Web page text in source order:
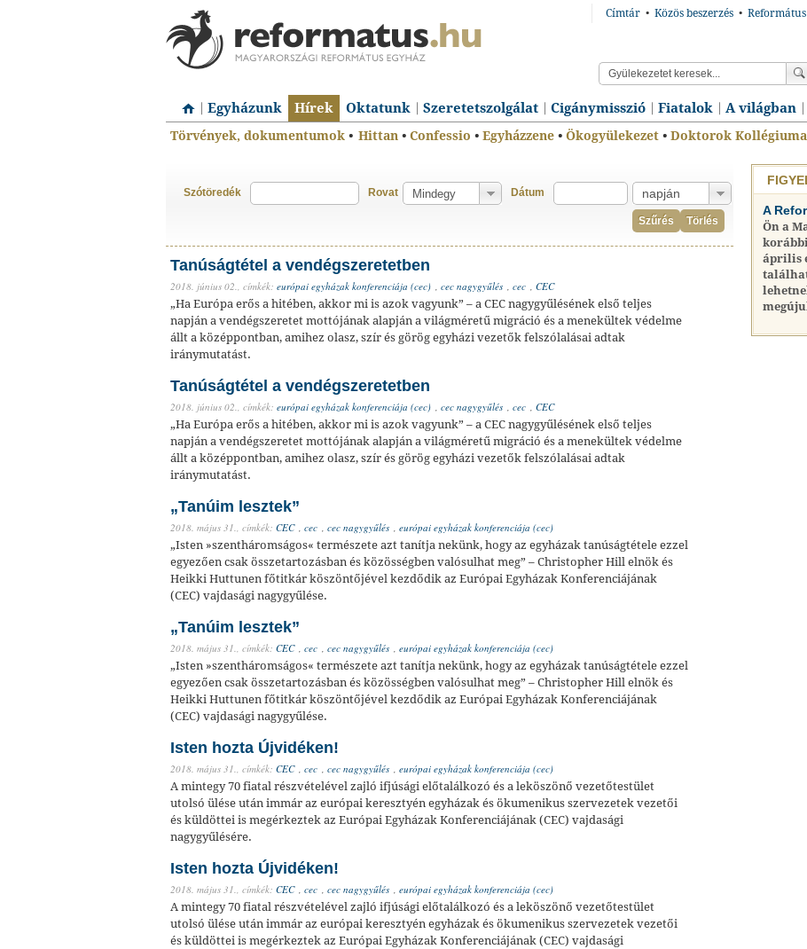
Címtár • Közös beszerzés •
Egyházunk Hírek Oktatunk Szeretetszolgálat Cigánymisszió Fiatalok A világban
Törvények, dokumentumok • Hittan • Confessio • Egyházzene • Ökogyülekezet • Doktorok Kollégiuma
Szótöredék Rovat Dátum
Törlés
Szűrés
Tanúságtétel a vendégszeretetben
2018. június 02., címkék: európai egyházak konferenciája (cec) , cec nagygyűlés , cec , CEC
„Ha Európa erős a hitében, akkor mi is azok vagyunk” – a CEC nagygyűlésének első teljes
napján a vendégszeretet mottójának alapján a világméretű migráció és a menekültek védelme
állt a középpontban, amihez olasz, szír és görög egyházi vezetők felszólalásai adtak
iránymutatást.
Tanúságtétel a vendégszeretetben
2018. június 02., címkék: európai egyházak konferenciája (cec) , cec nagygyűlés , cec , CEC
„Ha Európa erős a hitében, akkor mi is azok vagyunk” – a CEC nagygyűlésének első teljes
napján a vendégszeretet mottójának alapján a világméretű migráció és a menekültek védelme
állt a középpontban, amihez olasz, szír és görög egyházi vezetők felszólalásai adtak
iránymutatást.
„Tanúim lesztek”
2018. május 31., címkék: CEC , cec , cec nagygyűlés , európai egyházak konferenciája (cec)
„Isten »szentháromságos« természete azt tanítja nekünk, hogy az egyházak tanúságtétele ezzel
egyezően csak összetartozásban és közösségben valósulhat meg” – Christopher Hill elnök és
Heikki Huttunen főtitkár köszöntőjével kezdődik az Európai Egyházak Konferenciájának
(CEC) vajdasági nagygyűlése.
„Tanúim lesztek”
2018. május 31., címkék: CEC , cec , cec nagygyűlés , európai egyházak konferenciája (cec)
„Isten »szentháromságos« természete azt tanítja nekünk, hogy az egyházak tanúságtétele ezzel
egyezően csak összetartozásban és közösségben valósulhat meg” – Christopher Hill elnök és
Heikki Huttunen főtitkár köszöntőjével kezdődik az Európai Egyházak Konferenciájának
(CEC) vajdasági nagygyűlése.
Isten hozta Újvidéken!
2018. május 31., címkék: CEC , cec , cec nagygyűlés , európai egyházak konferenciája (cec)
A mintegy 70 fiatal részvételével zajló ifjúsági előtalálkozó és a leköszönő vezetőtestület
utolsó ülése után immár az európai keresztyén egyházak és ökumenikus szervezetek vezetői
és küldöttei is megérkeztek az Európai Egyházak Konferenciájának (CEC) vajdasági
nagygyűlésére.
Isten hozta Újvidéken!
2018. május 31., címkék: CEC , cec , cec nagygyűlés , európai egyházak konferenciája (cec)
A mintegy 70 fiatal részvételével zajló ifjúsági előtalálkozó és a leköszönő vezetőtestület
utolsó ülése után immár az európai keresztyén egyházak és ökumenikus szervezetek vezetői
és küldöttei is megérkeztek az Európai Egyházak Konferenciájának (CEC) vajdasági
A
Ön a
április